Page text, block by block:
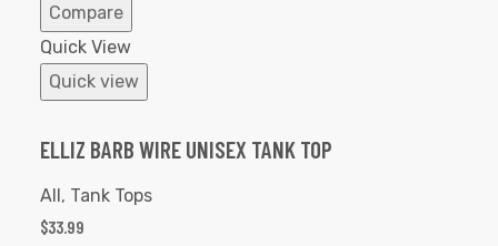
Compare
Quick View
Quick view
ELLIZ BARB WIRE UNISEX TANK TOP
All, Tank Tops
$33.99